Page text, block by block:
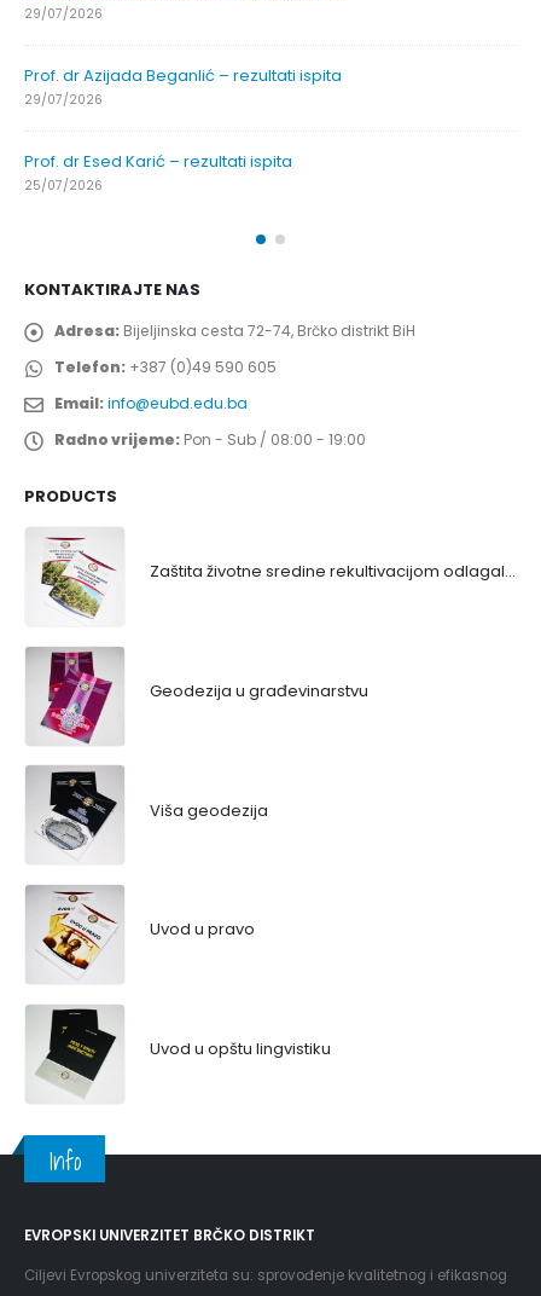
29/07/2026
Prof. dr Azijada Beganlić – rezultati ispita
29/07/2026
Prof. dr Esed Karić – rezultati ispita
25/07/2026
KONTAKTIRAJTE NAS
Adresa: Bijeljinska cesta 72-74, Brčko distrikt BiH
Telefon: +387 (0)49 590 605
Email:info@eubd.edu.ba
Radno vrijeme: Pon - Sub / 08:00 - 19:00
PRODUCTS
Zaštita životne sredine rekultivacijom odlagališta
Geodezija u građevinarstvu
Viša geodezija
Uvod u pravo
Uvod u opštu lingvistiku
Info
EVROPSKI UNIVERZITET BRČKO DISTRIKT
Ciljevi Evropskog univerziteta su: sprovođenje kvalitetnog i efikasnog